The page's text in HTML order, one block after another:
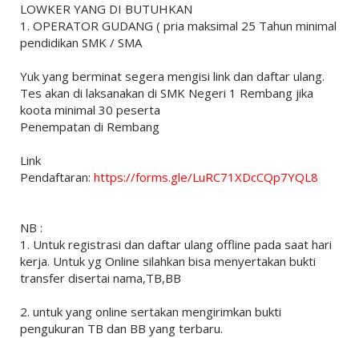
LOWKER YANG DI BUTUHKAN
1. OPERATOR GUDANG ( pria maksimal 25 Tahun minimal
pendidikan SMK / SMA
Yuk yang berminat segera mengisi link dan daftar ulang.
Tes akan di laksanakan di SMK Negeri 1 Rembang jika
koota minimal 30 peserta
Penempatan di Rembang
Link
Pendaftaran: https://forms.gle/LuRC71XDcCQp7YQL8
NB :
1. Untuk registrasi dan daftar ulang offline pada saat hari
kerja. Untuk yg Online silahkan bisa menyertakan bukti
transfer disertai nama,TB,BB
2. untuk yang online sertakan mengirimkan bukti
pengukuran TB dan BB yang terbaru.